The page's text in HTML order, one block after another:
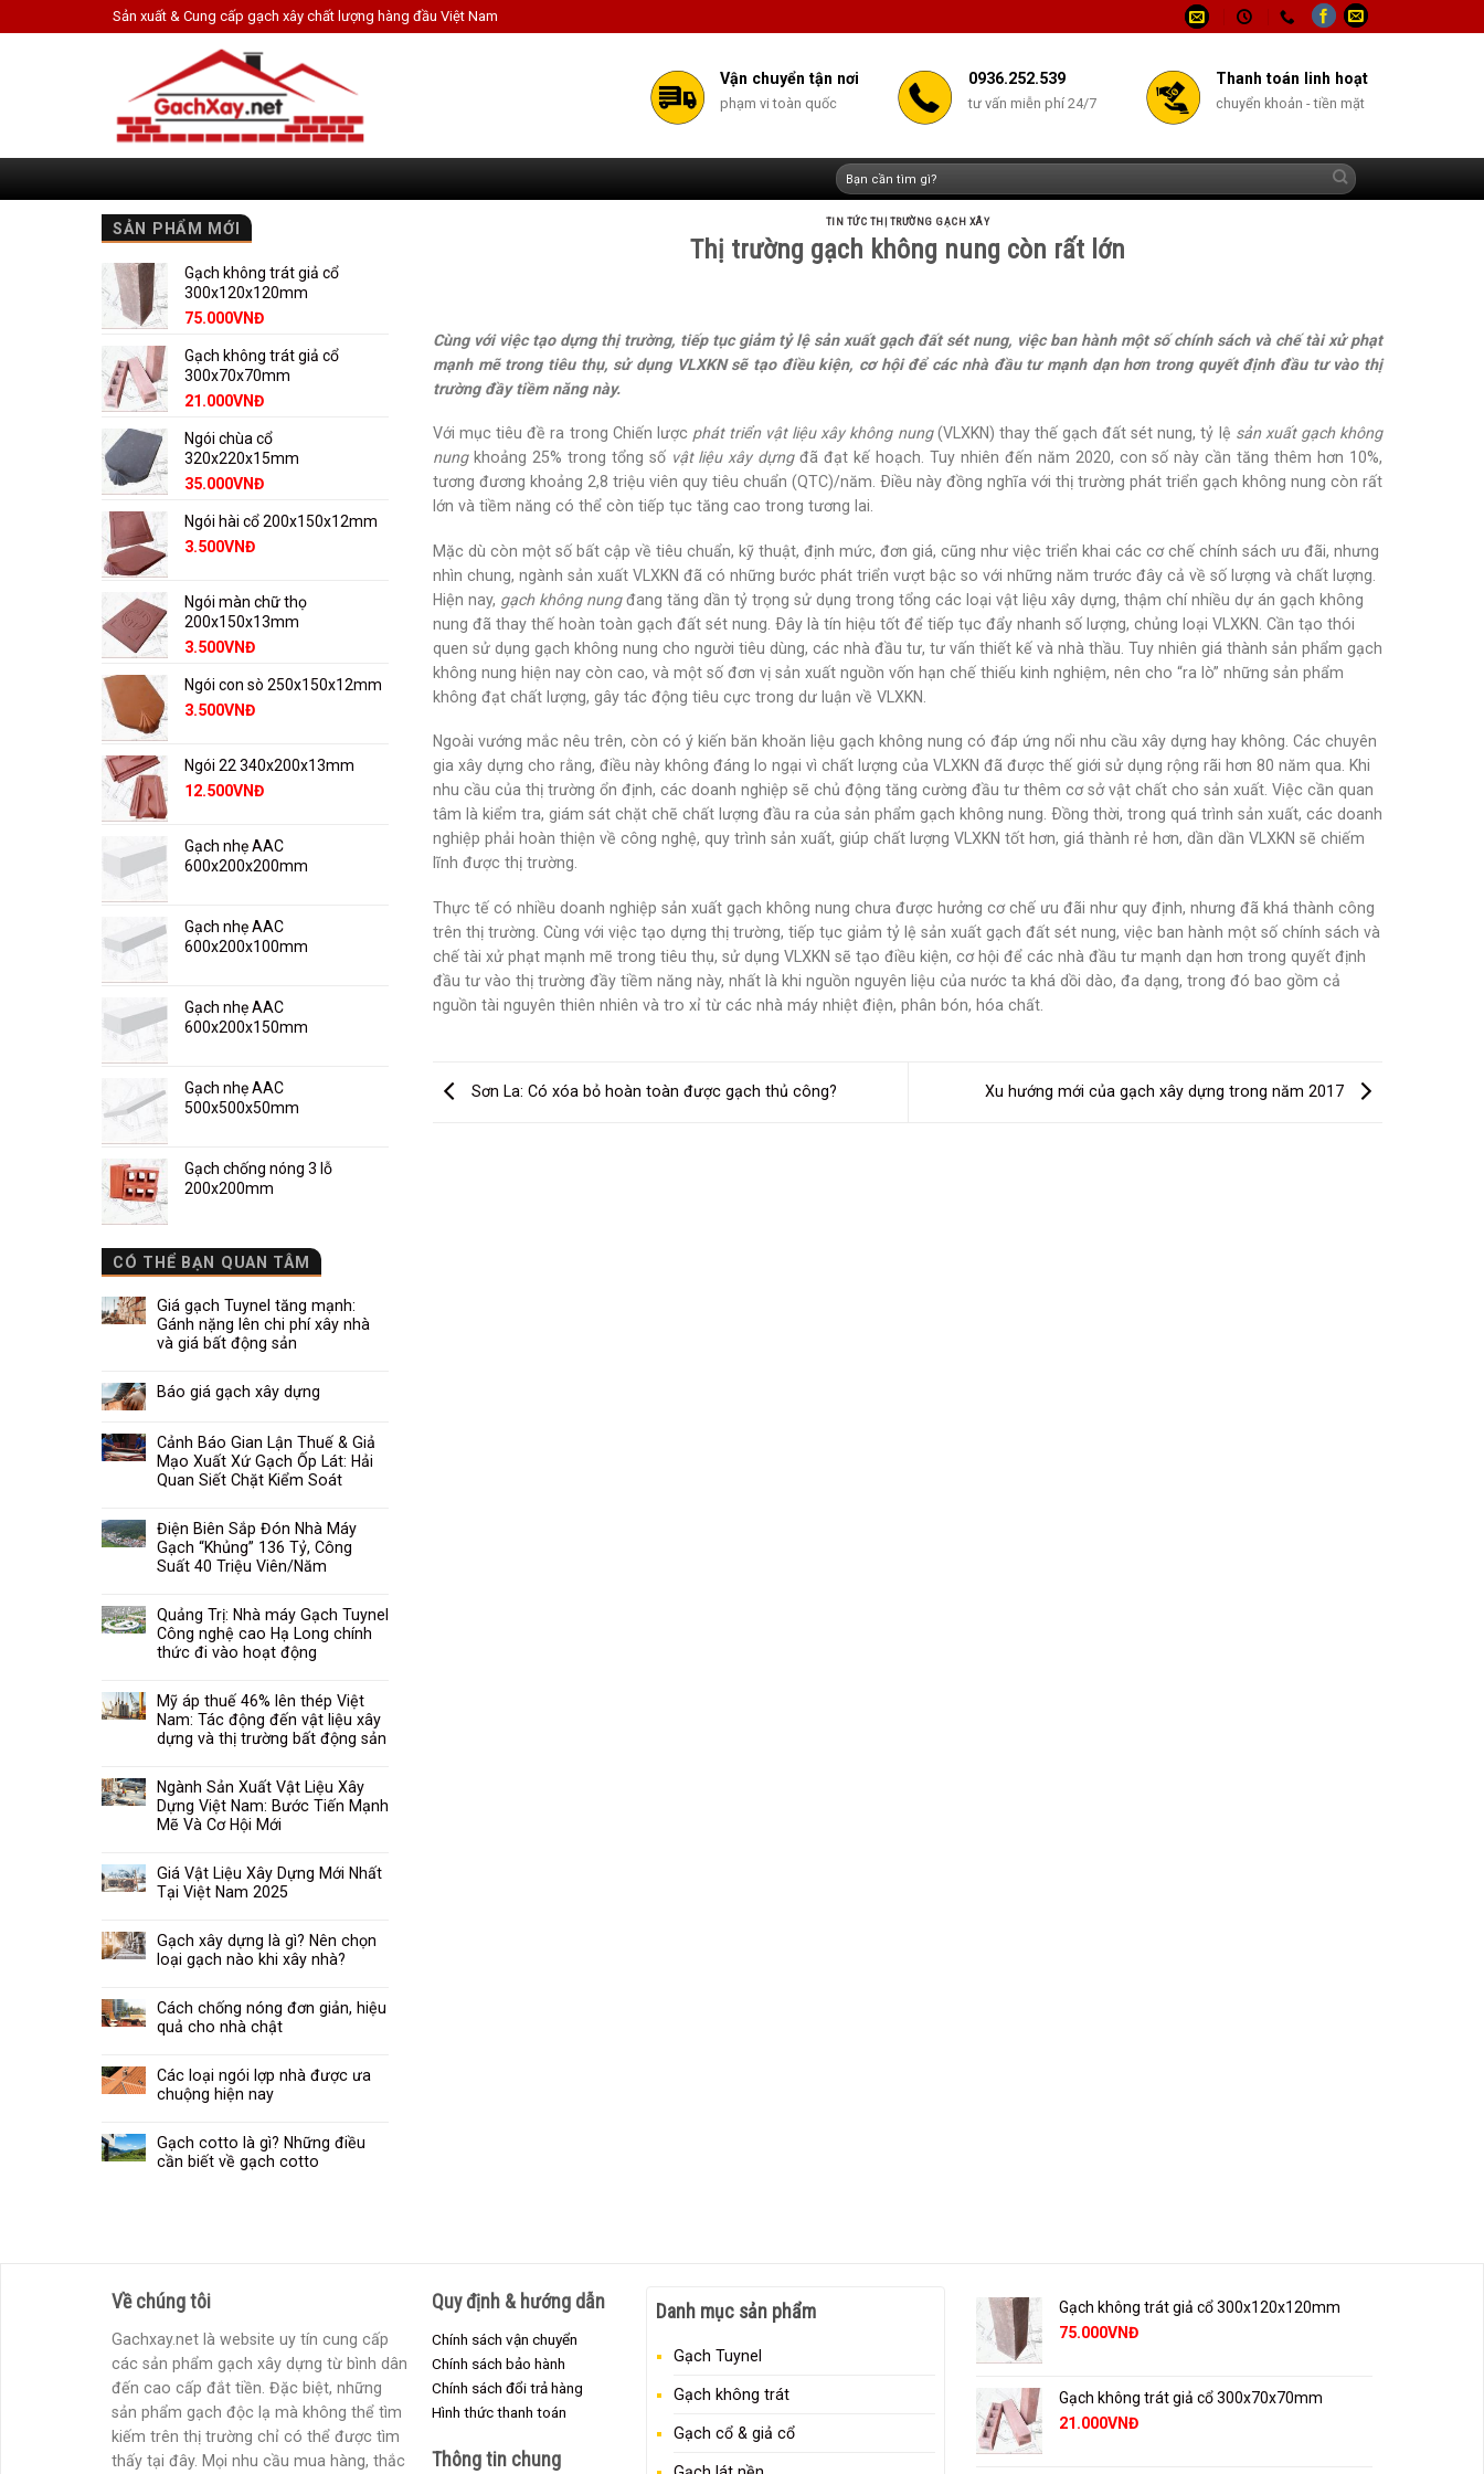
to
Sản xuất & Cung cấp gạch xây chất lượng hàng đầu Việt Nam
Vận chuyển tận nơi
phạm vi toàn quốc
0936.252.539
tư vấn miễn phí 24/7
Thanh toán linh hoạt
chuyển khoản - tiền mặt
Tìm
kiếm:
SẢN PHẨM MỚI
Gạch không trát giả cổ
300x120x120mm
75.000VNĐ
Gạch không trát giả cổ
300x70x70mm
21.000VNĐ
Ngói chùa cổ
320x220x15mm
35.000VNĐ
Ngói hài cổ 200x150x12mm
3.500VNĐ
Ngói màn chữ thọ
200x150x13mm
3.500VNĐ
Ngói con sò 250x150x12mm
3.500VNĐ
Ngói 22 340x200x13mm
12.500VNĐ
Gạch nhẹ AAC
600x200x200mm
Gạch nhẹ AAC
600x200x100mm
Gạch nhẹ AAC
600x200x150mm
Gạch nhẹ AAC
500x500x50mm
Gạch chống nóng 3 lỗ
200x200mm
CÓ THỂ BẠN QUAN TÂM
Giá gạch Tuynel tăng mạnh:
Gánh nặng lên chi phí xây nhà
và giá bất động sản
Báo giá gạch xây dựng
Cảnh Báo Gian Lận Thuế & Giả
Mạo Xuất Xứ Gạch Ốp Lát: Hải
Quan Siết Chặt Kiểm Soát
Điện Biên Sắp Đón Nhà Máy
Gạch “Khủng” 136 Tỷ, Công
Suất 40 Triệu Viên/Năm
Quảng Trị: Nhà máy Gạch Tuynel
Công nghệ cao Hạ Long chính
thức đi vào hoạt động
Mỹ áp thuế 46% lên thép Việt
Nam: Tác động đến vật liệu xây
dựng và thị trường bất động sản
Ngành Sản Xuất Vật Liệu Xây
Dựng Việt Nam: Bước Tiến Mạnh
Mẽ Và Cơ Hội Mới
Giá Vật Liệu Xây Dựng Mới Nhất
Tại Việt Nam 2025
Gạch xây dựng là gì? Nên chọn
loại gạch nào khi xây nhà?
Cách chống nóng đơn giản, hiệu
quả cho nhà chật
Các loại ngói lợp nhà được ưa
chuộng hiện nay
Gạch cotto là gì? Những điều
cần biết về gạch cotto
TIN TỨC THỊ TRƯỜNG GẠCH XÂY
Thị trường gạch không nung còn rất lớn
Cùng với việc tạo dựng thị trường, tiếp tục giảm tỷ lệ sản xuất gạch đất sét nung, việc ban hành một số chính sách và chế tài xử phạt
mạnh mẽ trong tiêu thụ, sử dụng VLXKN sẽ tạo điều kiện, cơ hội để các nhà đầu tư mạnh dạn hơn trong quyết định đầu tư vào thị
trường đầy tiềm năng này.
Với mục tiêu đề ra trong Chiến lược phát triển vật liệu xây không nung(VLXKN) thay thế gạch đất sét nung, tỷ lệ sản xuất gạch không
nungkhoảng 25% trong tổng số vật liệu xây dựngđã đạt kế hoạch. Tuy nhiên đến năm 2020, con số này cần tăng thêm hơn 10%,
tương đương khoảng 2,8 triệu viên quy tiêu chuẩn (QTC)/năm. Ðiều này đồng nghĩa với thị trường phát triển gạch không nung còn rất
lớn và tiềm năng có thể còn tiếp tục tăng cao trong tương lai.
Mặc dù còn một số bất cập về tiêu chuẩn, kỹ thuật, định mức, đơn giá, cũng như việc triển khai các cơ chế chính sách ưu đãi, nhưng
nhìn chung, ngành sản xuất VLXKN đã có những bước phát triển vượt bậc so với những năm trước đây cả về số lượng và chất lượng.
Hiện nay, gạch không nungđang tăng dần tỷ trọng sử dụng trong tổng các loại vật liệu xây dựng, thậm chí nhiều dự án gạch không
nung đã thay thế hoàn toàn gạch đất sét nung. Ðây là tín hiệu tốt để tiếp tục đẩy nhanh số lượng, chủng loại VLXKN. Cần tạo thói
quen sử dụng gạch không nung cho người tiêu dùng, các nhà đầu tư, tư vấn thiết kế và nhà thầu. Tuy nhiên giá thành sản phẩm gạch
không nung hiện nay còn cao, và một số đơn vị sản xuất nguồn vốn hạn chế thiếu kinh nghiệm, nên cho “ra lò” những sản phẩm
không đạt chất lượng, gây tác động tiêu cực trong dư luận về VLXKN.
Ngoài vướng mắc nêu trên, còn có ý kiến băn khoăn liệu gạch không nung có đáp ứng nổi nhu cầu xây dựng hay không. Các chuyên
gia xây dựng cho rằng, điều này không đáng lo ngại vì chất lượng của VLXKN đã được thế giới sử dụng rộng rãi hơn 80 năm qua. Khi
nhu cầu của thị trường ổn định, các doanh nghiệp sẽ chủ động tăng cường đầu tư thêm cơ sở vật chất cho sản xuất. Việc cần quan
tâm là kiểm tra, giám sát chặt chẽ chất lượng đầu ra của sản phẩm gạch không nung. Ðồng thời, trong quá trình sản xuất, các doanh
nghiệp phải hoàn thiện về công nghệ, quy trình sản xuất, giúp chất lượng VLXKN tốt hơn, giá thành rẻ hơn, dần dần VLXKN sẽ chiếm
lĩnh được thị trường.
Thực tế có nhiều doanh nghiệp sản xuất gạch không nung chưa được hưởng cơ chế ưu đãi như quy định, nhưng đã khá thành công
trên thị trường. Cùng với việc tạo dựng thị trường, tiếp tục giảm tỷ lệ sản xuất gạch đất sét nung, việc ban hành một số chính sách và
chế tài xử phạt mạnh mẽ trong tiêu thụ, sử dụng VLXKN sẽ tạo điều kiện, cơ hội để các nhà đầu tư mạnh dạn hơn trong quyết định
đầu tư vào thị trường đầy tiềm năng này, nhất là khi nguồn nguyên liệu của nước ta khá dồi dào, đa dạng, trong đó bao gồm cả
nguồn tài nguyên thiên nhiên và tro xỉ từ các nhà máy nhiệt điện, phân bón, hóa chất.
Sơn La: Có xóa bỏ hoàn toàn được gạch thủ công? Xu hướng mới của gạch xây dựng trong năm 2017
Về chúng tôi
Gachxay.net là website uy tín cung cấp
các sản phẩm gạch xây dựng từ bình dân
đến cao cấp đắt tiền. Đặc biệt, những
sản phẩm gạch độc lạ mà không thể tìm
kiếm trên thị trường chỉ có thể được tìm
thấy tại đây. Mọi nhu cầu mua hàng, thắc
Quy định & hướng dẫn
Chính sách vận chuyển
Chính sách bảo hành
Chính sách đổi trả hàng
Hình thức thanh toán
Thông tin chung
Danh mục sản phẩm
Gạch Tuynel
Gạch không trát
Gạch cổ & giả cổ
Gạch không trát giả cổ 300x120x120mm
75.000VNĐ
Gạch không trát giả cổ 300x70x70mm
21.000VNĐ